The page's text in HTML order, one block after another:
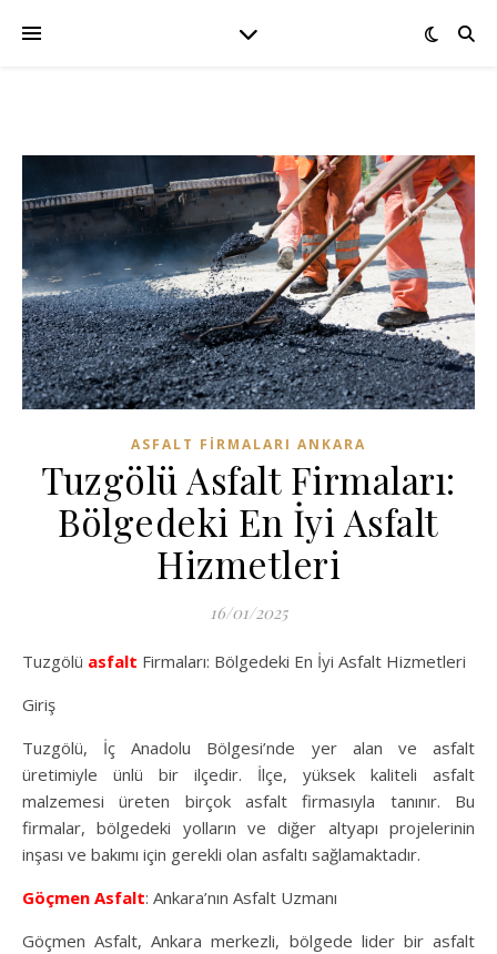
ASFALT FIRMALARI ANKARA
Tuzgölü Asfalt Firmaları:
Bölgedeki En İyi Asfalt
Hizmetleri
16/01/2025
Tuzgölü asfalt Firmaları: Bölgedeki En İyi Asfalt Hizmetleri
Giriş
Tuzgölü, İç Anadolu Bölgesi’nde yer alan ve asfalt
üretimiyle ünlü bir ilçedir. İlçe, yüksek kaliteli asfalt
malzemesi üreten birçok asfalt firmasıyla tanınır. Bu
firmalar, bölgedeki yolların ve diğer altyapı projelerinin
inşası ve bakımı için gerekli olan asfaltı sağlamaktadır.
Göçmen Asfalt: Ankara’nın Asfalt Uzmanı
Göçmen Asfalt, Ankara merkezli, bölgede lider bir asfalt